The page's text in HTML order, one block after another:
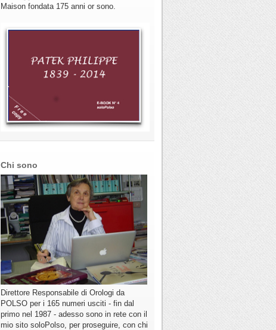
Maison fondata 175 anni or sono.
Chi sono
Direttore Responsabile di Orologi da
POLSO per i 165 numeri usciti - fin dal
primo nel 1987 - adesso sono in rete con il
mio sito soloPolso, per proseguire, con chi